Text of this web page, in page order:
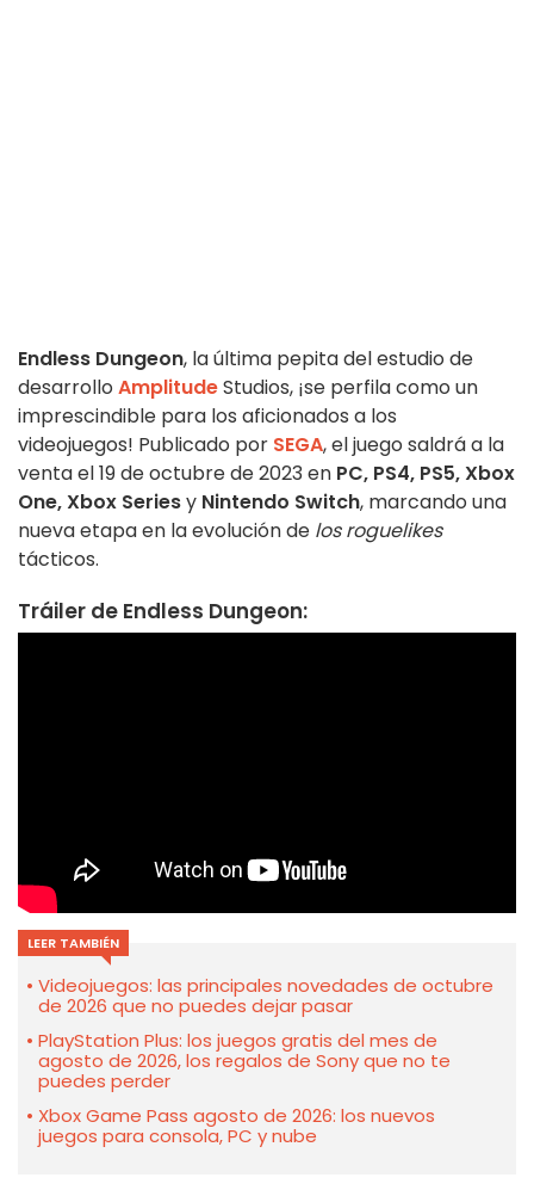
Endless Dungeon, la última pepita del estudio de
desarrollo AmplitudeStudios, ¡se perfila como un
imprescindible para los aficionados a los
videojuegos! Publicado por SEGA, el juego saldrá a la
venta el 19 de octubre de 2023 en PC, PS4, PS5, Xbox
One, Xbox Seriesy Nintendo Switch, marcando una
nueva etapa en la evolución de los roguelikes
tácticos.
Tráiler de Endless Dungeon:
LEER TAMBIÉN
Videojuegos: las principales novedades de octubre
de 2026 que no puedes dejar pasar
PlayStation Plus: los juegos gratis del mes de
agosto de 2026, los regalos de Sony que no te
puedes perder
Xbox Game Pass agosto de 2026: los nuevos
juegos para consola, PC y nube